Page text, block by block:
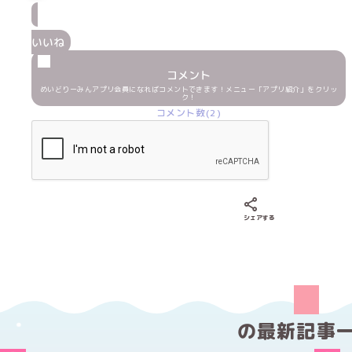
いいね
コメント
めいどりーみんアプリ会員になればコメントできます！メニュー「アプリ紹介」をクリッ
ク！
コメント数(2)
シェアする
の最新記事